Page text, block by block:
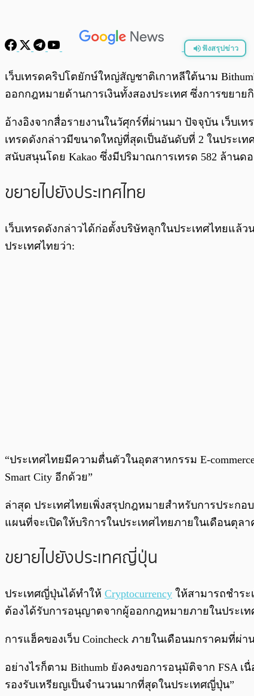
ฟังสรุปข่าว
พร้อมเล่น
เว็บเทรดคริปโตยักษ์ใหญ่สัญชาติเกาหลีใต้นาม
ออกกฎหมายด้านการเงินทั้งสองประเทศ ซึ่งการขยา
อ้างอิงจากสื่อรายงานในวัศุกร์ที่ผ่านมา ปัจจุบัน เว็บเ
เทรดดังกล่าวมีขนาดใหญ่ที่สุดเป็นอันดับที่ 2 ในประเท
สนับสนุนโดย Kakao ซึ่งมีปริมาณการเทรด 582 ล้านด
ขยายไปยังประเทศไทย
เว็บเทรดดังกล่าวได้ก่อตั้งบริษัทลูกในประเทศไทยแล้ว
ประเทศไทยว่า:
“ประเทศไทยมีความตื่นตัวในอุตสาหกรรม E-
Smart City อีกด้วย”
ล่าสุด ประเทศไทยเพิ่งสรุปกฎหมายสำหรับการประก
แผนที่จะเปิดให้บริการในประเทศไทยภายในเดือนตุล
ขยายไปยังประเทศญี่ปุ่น
ประเทศญี่ปุ่นได้ทำให้ Cryptocurrency ให้สามารถชำร
ต้องได้รับการอนุญาตจากผู้ออกกฎหมายภายในประเท
การแฮ็คของเว็บ Coincheck ภายในเดือนมกราคมที่ผ่
อย่างไรก็ตาม Bithumb ยังคงขอการอนุมัติจาก FSA
รองรับเหรียญเป็นจำนวนมากที่สุดในประเทศญี่ปุ่น”